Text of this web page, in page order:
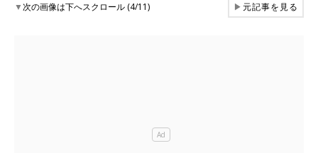
▼次の画像は下へスクロール (4/11) ▶元記事を見る